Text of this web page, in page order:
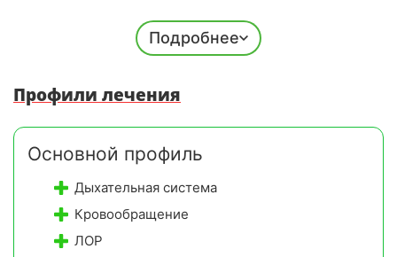
Закрытая охраняемая территория:
зона для спокойного отдыха и прогулок.
качества:доступные цены при высоком уровне
процедурами.
Подробнее
Профили лечения
Основной профиль
Дыхательная система
Кровообращение
ЛОР